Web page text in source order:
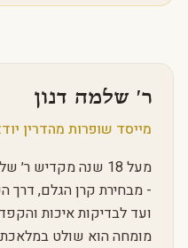
ר׳ שלמה דנון
מייסד שופרות מהדרין
מעל 18 שנה מקדיש
- מבחירת קרן הגלם, דרך
ועד לבדיקות איכות
מומחה הוא שולט במלאכת